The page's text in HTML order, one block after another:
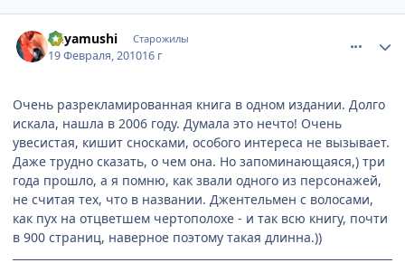
miyamushi Старожилы
19 Февраля, 201016 г
Очень разрекламированная книга в одном издании. Долго
искала, нашла в 2006 году. Думала это нечто! Очень
увесистая, кишит сносками, особого интереса не вызывает.
Даже трудно сказать, о чем она. Но запоминающаяся,) три
года прошло, а я помню, как звали одного из персонажей,
не считая тех, что в названии. Джентельмен с волосами,
как пух на отцветшем чертополохе - и так всю книгу, почти
в 900 страниц, наверное поэтому такая длинна.))